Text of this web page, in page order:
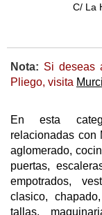
C/ La
Nota: Si deseas
Pliego, visita
En esta
relacionadas con
aglomerado,
puertas,
empotrados,
clasico,
tallas,